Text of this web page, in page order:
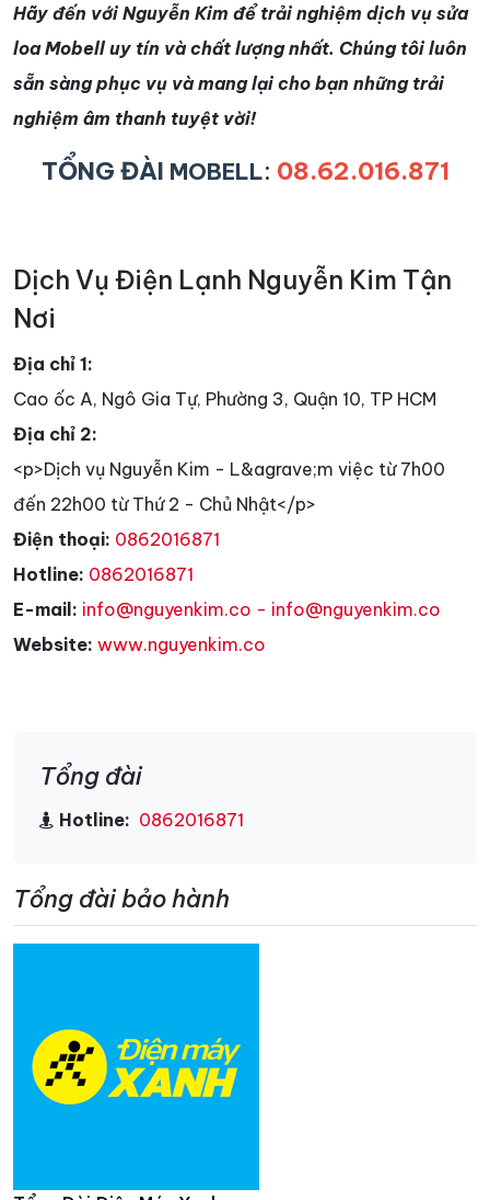
Hãy đến với Nguyễn Kim để trải nghiệm dịch vụ sửa
loa Mobell uy tín và chất lượng nhất. Chúng tôi luôn
sẵn sàng phục vụ và mang lại cho bạn những trải
nghiệm âm thanh tuyệt vời!
TỔNG ĐÀI MOBELL: 08.62.016.871
Dịch Vụ Điện Lạnh Nguyễn Kim Tận
Nơi
Địa chỉ 1:
Cao ốc A, Ngô Gia Tự, Phường 3, Quận 10, TP HCM
Địa chỉ 2:
<p>Dịch vụ Nguyễn Kim - L&agrave;m việc từ 7h00
đến 22h00 từ Thứ 2 - Chủ Nhật</p>
Điện thoại: 0862016871
Hotline: 0862016871
E-mail: info@nguyenkim.co - info@nguyenkim.co
Website: www.nguyenkim.co
Tổng đài
Hotline: 0862016871
Tổng đài bảo hành